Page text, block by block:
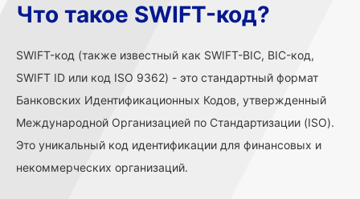
Что такое SWIFT-код?
SWIFT-код (также известный как SWIFT-BIC, BIC-код,
SWIFT ID или код ISO 9362) - это стандартный формат
Банковских Идентификационных Кодов, утвержденный
Международной Организацией по Стандартизации (ISO).
Это уникальный код идентификации для финансовых и
некоммерческих организаций.